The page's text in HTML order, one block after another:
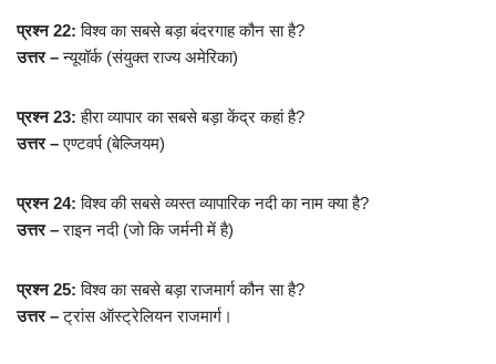
प्रश्न 22: विश्व का सबसे बड़ा बंदरगाह कौन सा है?
उत्तर –न्यूयॉर्क (संयुक्त राज्य अमेरिका)
प्रश्न 23: हीरा व्यापार का सबसे बड़ा केंद्र कहां है?
उत्तर –एण्टवर्प (बेल्जियम)
प्रश्न 24: विश्व की सबसे व्यस्त व्यापारिक नदी का नाम क्या है?
उत्तर –राइन नदी (जो कि जर्मनी में है)
प्रश्न 25: विश्व का सबसे बड़ा राजमार्ग कौन सा है?
उत्तर –ट्रांस ऑस्ट्रेलियन राजमार्ग।